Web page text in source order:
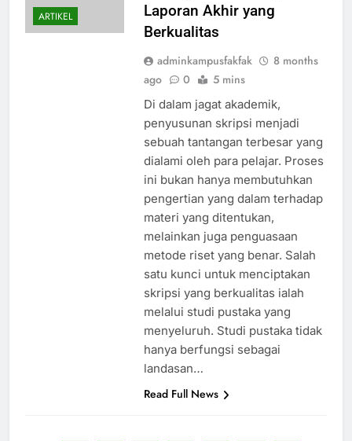
ARTIKEL
Laporan Akhir yang
Berkualitas
adminkampusfakfak
8 months
ago
0 5 mins
Di dalam jagat akademik,
penyusunan skripsi menjadi
sebuah tantangan terbesar yang
dialami oleh para pelajar. Proses
ini bukan hanya membutuhkan
pengertian yang dalam terhadap
materi yang ditentukan,
melainkan juga penguasaan
metode riset yang benar. Salah
satu kunci untuk menciptakan
skripsi yang berkualitas ialah
melalui studi pustaka yang
menyeluruh. Studi pustaka tidak
hanya berfungsi sebagai
landasan…
Read Full News